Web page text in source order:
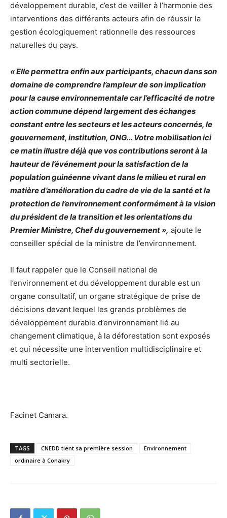
développement durable, c’est de veiller à l’harmonie des
interventions des différents acteurs afin de réussir la
gestion écologiquement rationnelle des ressources
naturelles du pays.
« Elle permettra enfin aux participants, chacun dans son
domaine de comprendre l’ampleur de son implication
pour la cause environnementale car l’efficacité de notre
action commune dépend largement des échanges
constant entre les secteurs et les acteurs concernés, le
gouvernement, institution, ONG… Votre mobilisation ici
ce matin illustre déjà que vos contributions seront à la
hauteur de l’événement pour la satisfaction de la
population guinéenne vivant dans le milieu et rural en
matière d’amélioration du cadre de vie de la santé et la
protection de l’environnement conformément à la vision
du président de la transition et les orientations du
Premier Ministre, Chef du gouvernement », ajoute le
conseiller spécial de la ministre de l’environnement.
Il faut rappeler que le Conseil national de
l’environnement et du développement durable est un
organe consultatif, un organe stratégique de prise de
décisions devant lequel les grands problèmes de
développement durable d’environnement lié au
changement climatique, à la déforestation sont exposés
et qui nécessite une intervention multidisciplinaire et
multi sectorielle.
Facinet Camara.
TAGS CNEDD tient sa première session
Environnement
ordinaire à Conakry